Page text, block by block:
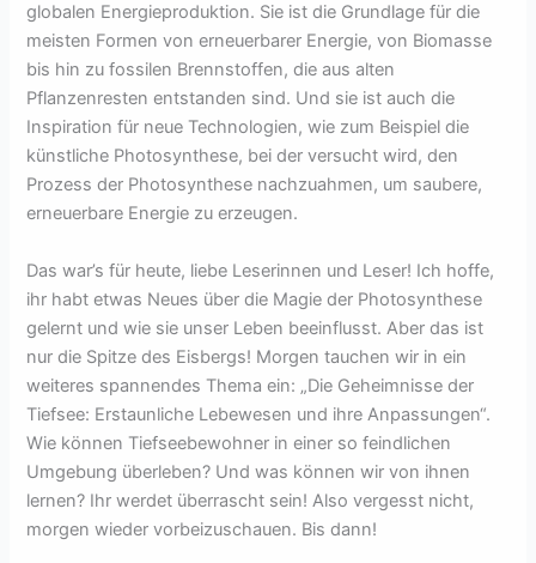
globalen Energieproduktion. Sie ist die Grundlage für die
meisten Formen von erneuerbarer Energie, von Biomasse
bis hin zu fossilen Brennstoffen, die aus alten
Pflanzenresten entstanden sind. Und sie ist auch die
Inspiration für neue Technologien, wie zum Beispiel die
künstliche Photosynthese, bei der versucht wird, den
Prozess der Photosynthese nachzuahmen, um saubere,
erneuerbare Energie zu erzeugen.
Das war’s für heute, liebe Leserinnen und Leser! Ich hoffe,
ihr habt etwas Neues über die Magie der Photosynthese
gelernt und wie sie unser Leben beeinflusst. Aber das ist
nur die Spitze des Eisbergs! Morgen tauchen wir in ein
weiteres spannendes Thema ein: „Die Geheimnisse der
Tiefsee: Erstaunliche Lebewesen und ihre Anpassungen“.
Wie können Tiefseebewohner in einer so feindlichen
Umgebung überleben? Und was können wir von ihnen
lernen? Ihr werdet überrascht sein! Also vergesst nicht,
morgen wieder vorbeizuschauen. Bis dann!